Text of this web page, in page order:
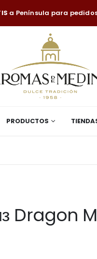
a Península para
PRODUCTOS
Dragon